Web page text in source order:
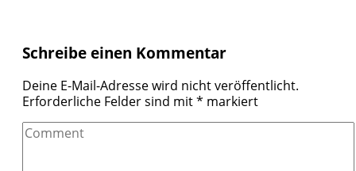
Schreibe einen Kommentar
Deine E-Mail-Adresse wird nicht veröffentlicht.
Erforderliche Felder sind mit* markiert
Comment